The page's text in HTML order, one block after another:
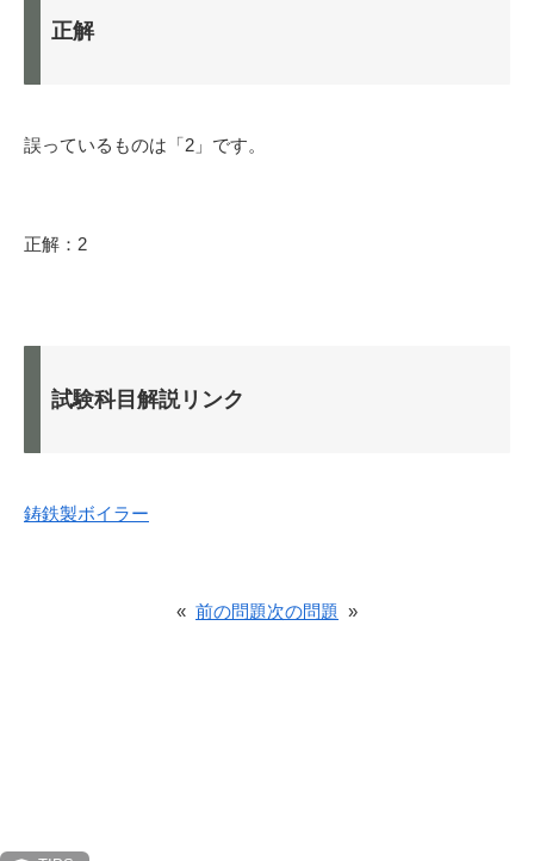
正解
誤っているものは「2」です。
正解：2
試験科目解説リンク
鋳鉄製ボイラー
« 前の問題次の問題 »